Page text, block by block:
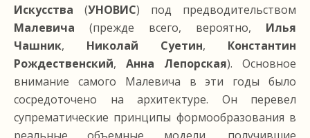
Искусства (УНОВИС) под предводительством
Малевича (прежде всего, вероятно, Илья
Чашник, Николай Суетин, Константин
Рождественский, Анна Лепорская). Основное
внимание самого Малевича в эти годы было
сосредоточено на архитектуре. Он перевел
супрематические принципы формообразования в